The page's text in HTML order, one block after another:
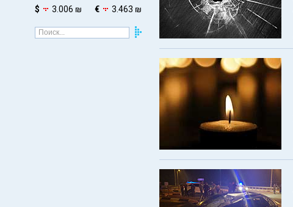
$ 3.006 ₪ € 3.463 ₪